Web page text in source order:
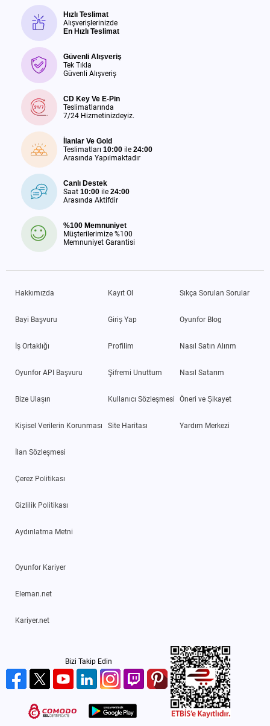
Hızlı Teslimat
Alışverişlerinizde
En Hızlı Teslimat
Güvenli Alışveriş
Tek Tıkla
Güvenli Alışveriş
CD Key Ve E-Pin
Teslimatlarında
7/24 Hizmetinizdeyiz.
İlanlar Ve Gold
Teslimatları 10:00 ile 24:00
Arasında Yapılmaktadır
Canlı Destek
Saat 10:00 ile 24:00
Arasında Aktifdir
%100 Memnuniyet
Müşterilerimize %100
Memnuniyet Garantisi
Hakkımızda
Bayi Başvuru
İş Ortaklığı
Oyunfor API Başvuru
Bize Ulaşın
Kişisel Verilerin Korunması
İlan Sözleşmesi
Çerez Politikası
Gizlilik Politikası
Aydınlatma Metni
Kayıt Ol
Giriş Yap
Profilim
Şifremi Unuttum
Kullanıcı Sözleşmesi
Site Haritası
Sıkça Sorulan Sorular
Oyunfor Blog
Nasıl Satın Alırım
Nasıl Satarım
Öneri ve Şikayet
Yardım Merkezi
Oyunfor Kariyer
Eleman.net
Kariyer.net
Bizi Takip Edin